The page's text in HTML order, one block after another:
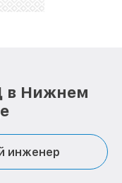
сервис еще
в Нижнем
инженер